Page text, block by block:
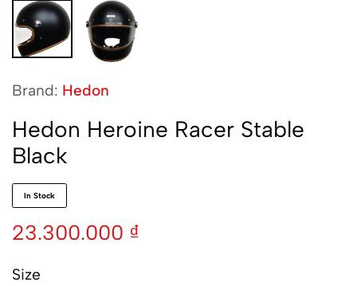
Brand: Hedon
Hedon Heroine Racer Stable
Black
In Stock
23.300.000 ₫
Size